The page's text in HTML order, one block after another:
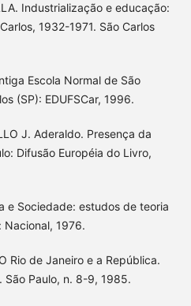
Industrialização e educação:
1932-1971. São Carlos
Escola Normal de São
(SP): EDUFSCar, 1996.
J. Aderaldo. Presença da
Difusão Européia do Livro,
e Sociedade: estudos de teoria
Nacional, 1976.
Rio de Janeiro e a República.
São Paulo, n. 8-9, 1985.